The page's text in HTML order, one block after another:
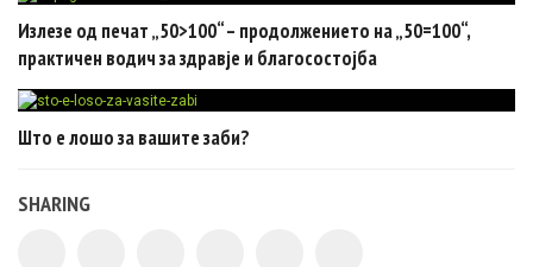
Излезе од печат „50>100“ – продолжението на „50=100“,
практичен водич за здравје и благосостојба
Што е лошо за вашите заби?
SHARING